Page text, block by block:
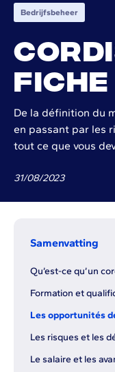
Bedrijfsbeheer
De la définition du
en passant par les
tout ce que vous
31/08/2023
Samenvatting
Qu’est-ce qu’un
Formation et
Les opportunités
Les risques et les
Le salaire et les